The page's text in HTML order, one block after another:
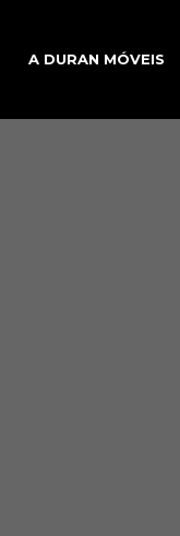
A DURAN MÓVEIS